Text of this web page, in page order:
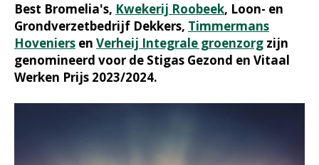
Best Bromelia's, Kwekerij Roobeek, Loon- en
Grondverzetbedrijf Dekkers, Timmermans
Hoveniers en Verheij Integrale groenzorg zijn
genomineerd voor de Stigas Gezond en Vitaal
Werken Prijs 2023/2024.